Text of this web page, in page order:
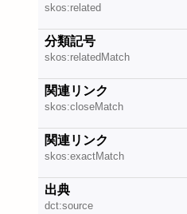
skos:related
分類記号
skos:relatedMatch
関連リンク
skos:closeMatch
関連リンク
skos:exactMatch
出典
dct:source